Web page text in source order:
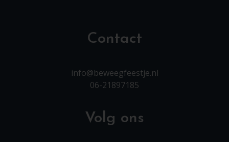
Contact
info@beweegfeestje.nl
06-21897185
Volg ons